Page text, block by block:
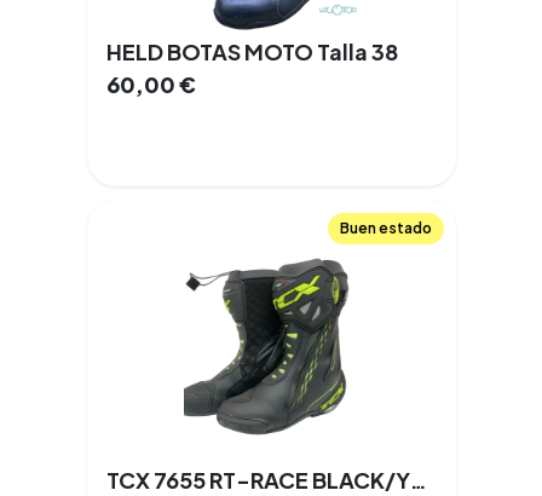
HELD BOTAS MOTO Talla 38
60,00€
Buen estado
TCX 7655 RT-RACE BLACK/YELLOW FLUO